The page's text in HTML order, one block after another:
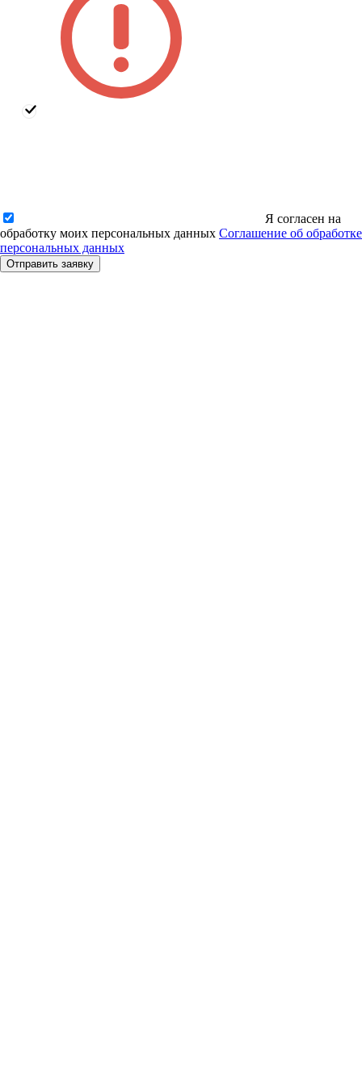
Я согласен на
обработку моих персональных данных Соглашение об обработке
персональных данных